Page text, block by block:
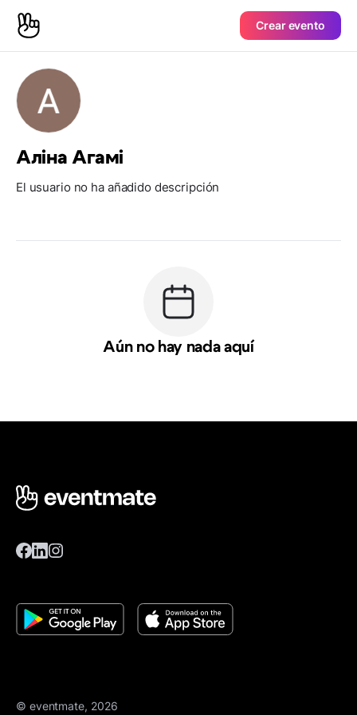
Crear evento
Аліна Агамі
El usuario no ha añadido descripción
Aún no hay nada aquí
© eventmate, 2026